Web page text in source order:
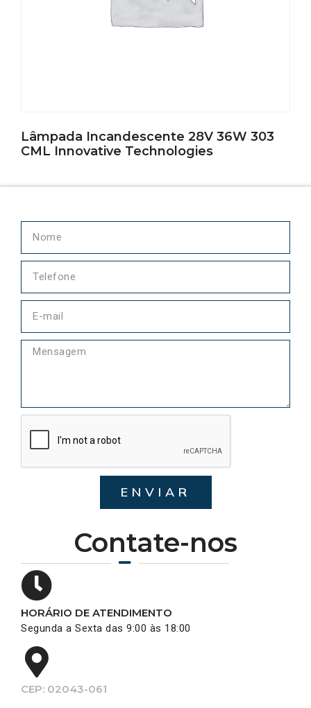
Lâmpada Incandescente 28V 36W 303
CML Innovative Technologies
Contate-nos
HORÁRIO DE ATENDIMENTO
Segunda a Sexta das 9:00 às 18:00
CEP: 02043-061
ENVIAR